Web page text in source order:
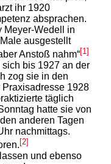
ihr 1920
absprachen.
Meyer-Wedell in
ausgestellt
Anstoß nahm“[1]
bis 1927 an der
zog sie in den
1928
täglich
hatte sie von
anderen Tagen
nachmittags.
[2]
und ebenso